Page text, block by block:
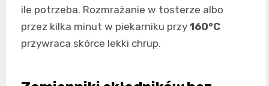
ile potrzeba. Rozmrażanie w tosterze albo
przez kilka minut w piekarniku przy 160°C
przywraca skórce lekki chrup.